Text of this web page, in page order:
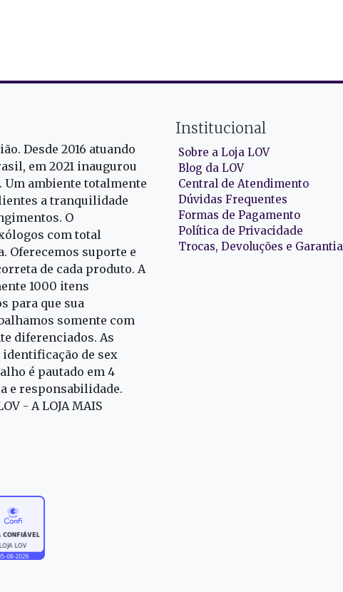
Institucional
Sobre a Loja LOV
Blog da LOV
Central de Atendimento
Dúvidas Frequentes
Formas de Pagamento
Política de Privacidade
Trocas, Devoluções e Garantia
Desde 2016 atuando
em 2021 inaugurou
ambiente totalmente
a tranquilidade
O
com total
Oferecemos suporte e
de cada produto. A
1000 itens
para que sua
somente com
diferenciados. As
identificação de sex
é pautado em 4
e responsabilidade.
- A LOJA MAIS